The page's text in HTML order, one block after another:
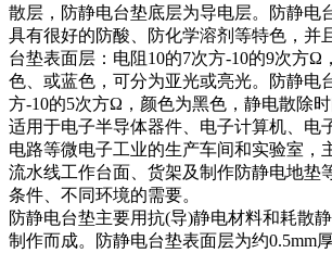
散层，防静电台垫底层为导电层。防静电
具有很好的防酸、防化学溶剂等特色，并
台垫表面层：电阻10的7次方-10的9次方Ω
色、或蓝色，可分为亚光或亮光。防静电
方-10的5次方Ω，颜色为黑色，静电散除时
适用于电子半导体器件、电子计算机、电
电路等微电子工业的生产车间和实验室，
流水线工作台面、货架及制作防静电地垫
条件、不同环境的需要。
防静电台垫主要用抗(导)静电材料和耗散
制作而成。防静电台垫表面层为约0.5mm